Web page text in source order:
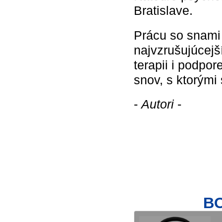
Bratislave.
Prácu so
terapii i
snov, s
-Autori -